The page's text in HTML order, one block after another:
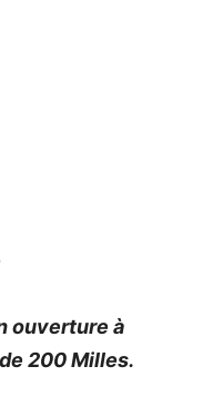
ouverture à
200 Milles.